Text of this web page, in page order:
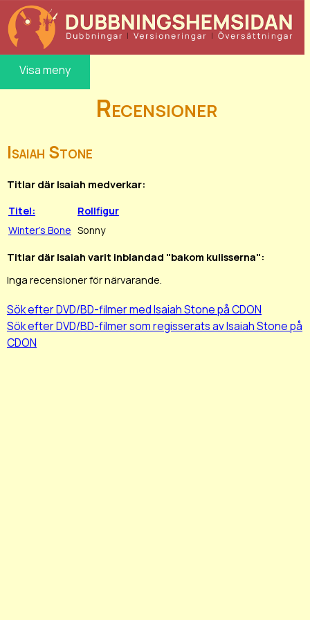
Visa meny
Recensioner
Isaiah Stone
Titlar där Isaiah medverkar:
Titel:
Rollfigur
Winter's Bone Sonny
Titlar där Isaiah varit inblandad "bakom kulisserna":
Inga recensioner för närvarande.
Sök efter DVD/BD-filmer med Isaiah Stone på CDON
Sök efter DVD/BD-filmer som regisserats av Isaiah Stone på
CDON